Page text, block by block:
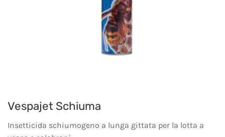
Vespajet Schiuma
Insetticida schiumogeno a lunga gittata per la lotta a